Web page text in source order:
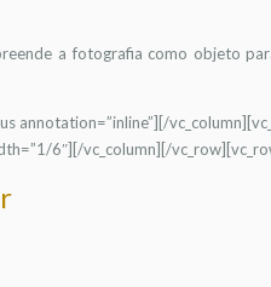
a fotografia como objeto
annotation=”inline”][/
6″][/vc_column][/